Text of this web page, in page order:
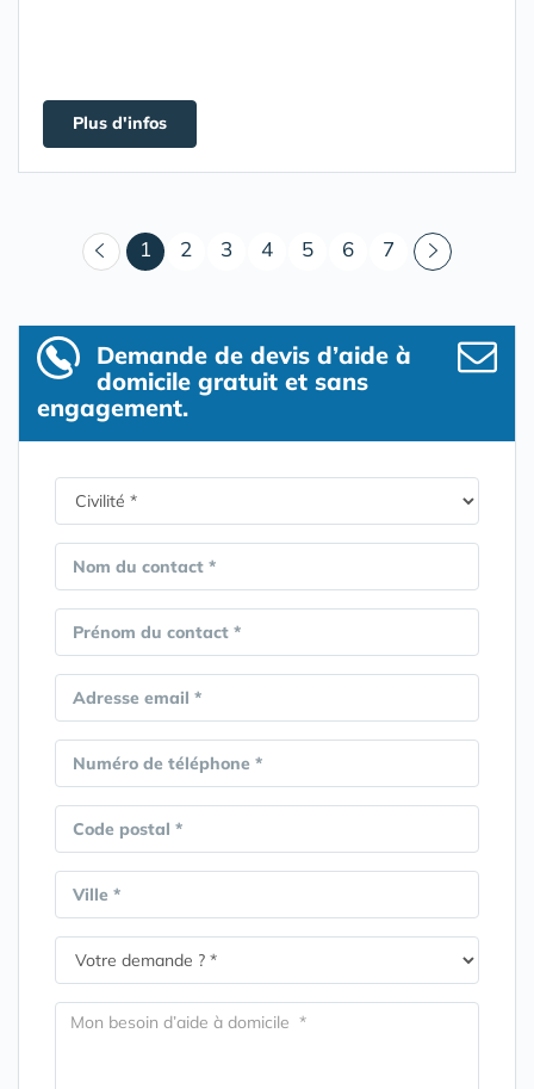
Plus d'infos
1 (courant)
2 3 4 5 6 7
Demande de devis d’aide à
domicile gratuit et sans
engagement.
Nom du contact *
Prénom du contact *
Adresse email *
Numéro de téléphone *
Code postal *
Ville *